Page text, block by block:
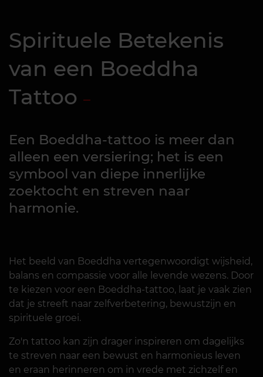
Spirituele Betekenis
van een Boeddha
Tattoo
Een Boeddha-tattoo is meer dan
alleen een versiering; het is een
symbool van diepe innerlijke
zoektocht en streven naar
harmonie.
Het beeld van Boeddha vertegenwoordigt wijsheid,
balans en compassie voor alle levende wezens. Door
te kiezen voor een Boeddha-tattoo, laat je vaak zien
dat je streeft naar zelfverbetering, bewustzijn en
spirituele groei.
Zo'n tattoo kan zijn drager inspireren om dagelijks
te streven naar een bewust en harmonieus leven
en eraan herinneren om in vrede met zichzelf en